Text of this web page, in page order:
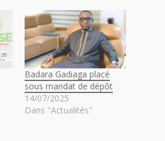
Badara Gadiaga placé
sous mandat de dépôt
14/07/2025
Dans "Actualités"